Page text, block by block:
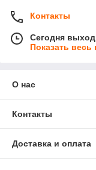
Контакты
Сегодня
Показать
О нас
Контакты
Доставка и оплата